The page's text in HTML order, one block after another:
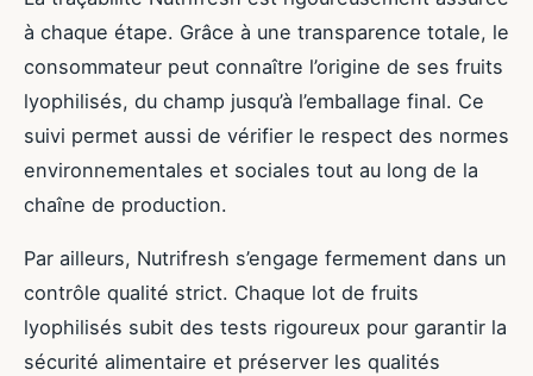
à chaque étape. Grâce à une transparence totale, le
consommateur peut connaître l’origine de ses fruits
lyophilisés, du champ jusqu’à l’emballage final. Ce
suivi permet aussi de vérifier le respect des normes
environnementales et sociales tout au long de la
chaîne de production.
Par ailleurs, Nutrifresh s’engage fermement dans un
contrôle qualité strict. Chaque lot de fruits
lyophilisés subit des tests rigoureux pour garantir la
sécurité alimentaire et préserver les qualités